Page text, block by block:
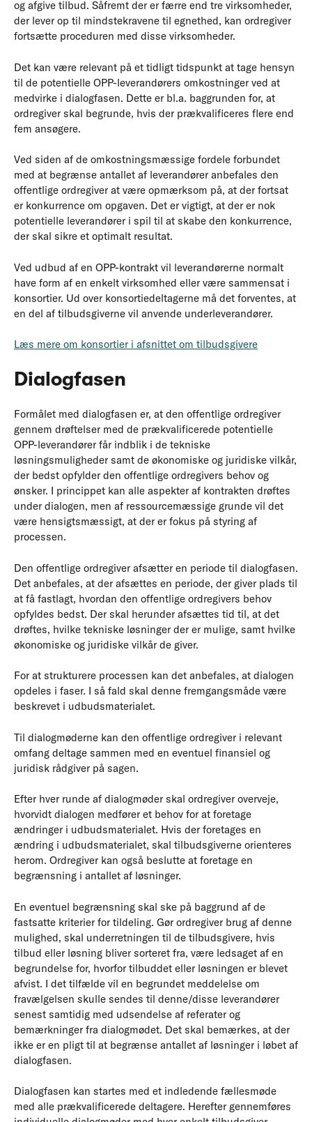
og afgive tilbud. Såfremt der er færre end tre virksomheder,
der lever op til mindstekravene til egnethed, kan ordregiver
fortsætte proceduren med disse virksomheder.
Det kan være relevant på et tidligt tidspunkt at tage hensyn
til de potentielle OPP-leverandørers omkostninger ved at
medvirke i dialogfasen. Dette er bl.a. baggrunden for, at
ordregiver skal begrunde, hvis der prækvalificeres flere end
fem ansøgere.
Ved siden af de omkostningsmæssige fordele forbundet
med at begrænse antallet af leverandører anbefales den
offentlige ordregiver at være opmærksom på, at der fortsat
er konkurrence om opgaven. Det er vigtigt, at der er nok
potentielle leverandører i spil til at skabe den konkurrence,
der skal sikre et optimalt resultat.
Ved udbud af en OPP-kontrakt vil leverandørerne normalt
have form af en enkelt virksomhed eller være sammensat i
konsortier. Ud over konsortiedeltagerne må det forventes, at
en del af tilbudsgiverne vil anvende underleverandører.
Læs mere om konsortier i afsnittet om tilbudsgivere
Dialogfasen
Formålet med dialogfasen er, at den offentlige ordregiver
gennem drøftelser med de prækvalificerede potentielle
OPP-leverandører får indblik i de tekniske
løsningsmuligheder samt de økonomiske og juridiske vilkår,
der bedst opfylder den offentlige ordregivers behov og
ønsker. I princippet kan alle aspekter af kontrakten drøftes
under dialogen, men af ressourcemæssige grunde vil det
være hensigtsmæssigt, at der er fokus på styring af
processen.
Den offentlige ordregiver afsætter en periode til dialogfasen.
Det anbefales, at der afsættes en periode, der giver plads til
at få fastlagt, hvordan den offentlige ordregivers behov
opfyldes bedst. Der skal herunder afsættes tid til, at det
drøftes, hvilke tekniske løsninger der er mulige, samt hvilke
økonomiske og juridiske vilkår de giver.
For at strukturere processen kan det anbefales, at dialogen
opdeles i faser. I så fald skal denne fremgangsmåde være
beskrevet i udbudsmaterialet.
Til dialogmøderne kan den offentlige ordregiver i relevant
omfang deltage sammen med en eventuel finansiel og
juridisk rådgiver på sagen.
Efter hver runde af dialogmøder skal ordregiver overveje,
hvorvidt dialogen medfører et behov for at foretage
ændringer i udbudsmaterialet. Hvis der foretages en
ændring i udbudsmaterialet, skal tilbudsgiverne orienteres
herom. Ordregiver kan også beslutte at foretage en
begrænsning i antallet af løsninger.
En eventuel begrænsning skal ske på baggrund af de
fastsatte kriterier for tildeling. Gør ordregiver brug af denne
mulighed, skal underretningen til de tilbudsgivere, hvis
tilbud eller løsning bliver sorteret fra, være ledsaget af en
begrundelse for, hvorfor tilbuddet eller løsningen er blevet
afvist. I det tilfælde vil en begrundet meddelelse om
fravælgelsen skulle sendes til denne/disse leverandører
senest samtidig med udsendelse af referater og
bemærkninger fra dialogmødet. Det skal bemærkes, at der
ikke er en pligt til at begrænse antallet af løsninger i løbet af
dialogfasen.
Dialogfasen kan startes med et indledende fællesmøde
med alle prækvalificerede deltagere. Herefter gennemføres